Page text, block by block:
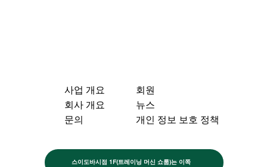
스이도바시점 1F(트레이닝 머신 쇼룸)는 이쪽
사업 개요
회원
회사 개요
뉴스
문의
개인 정보 보호 정책